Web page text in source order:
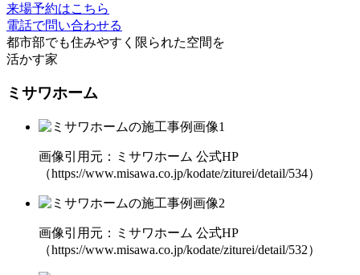
来場予約はこちら
電話で問い合わせる
都市部でも住みやすく 限られた空間を
活かす家
ミサワホーム
画像引用元：ミサワホーム 公式HP
（https://www.misawa.co.jp/kodate/ziturei/detail/534）
画像引用元：ミサワホーム 公式HP
（https://www.misawa.co.jp/kodate/ziturei/detail/532）